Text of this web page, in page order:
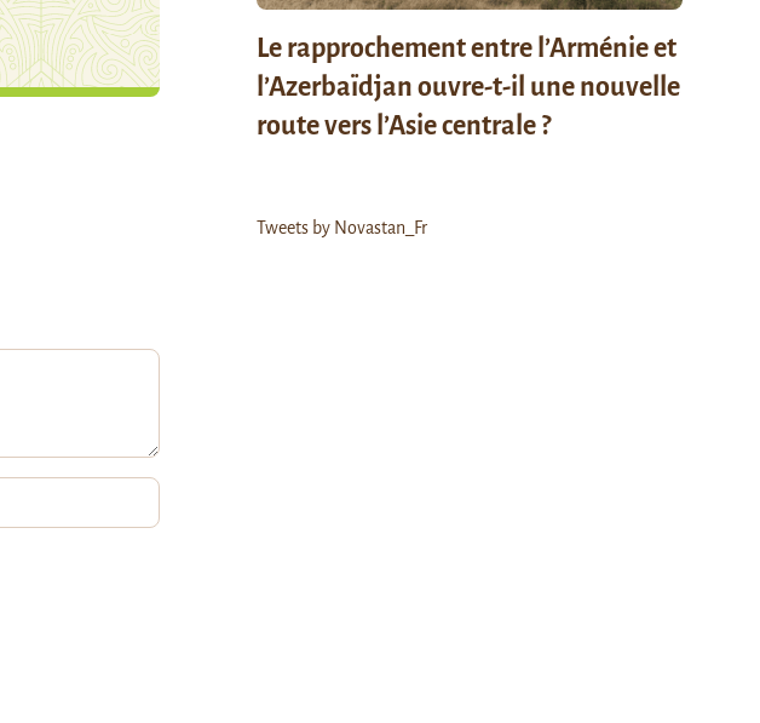
Le rapprochement entre l’Arménie et
l’Azerbaïdjan ouvre-t-il une nouvelle
route vers l’Asie centrale ?
Tweets by Novastan_Fr